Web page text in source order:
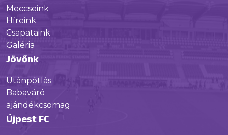
Meccseink
Híreink
Csapataink
Galéria
Jövőnk
Utánpótlás
Babaváró
ajándékcsomag
Újpest FC